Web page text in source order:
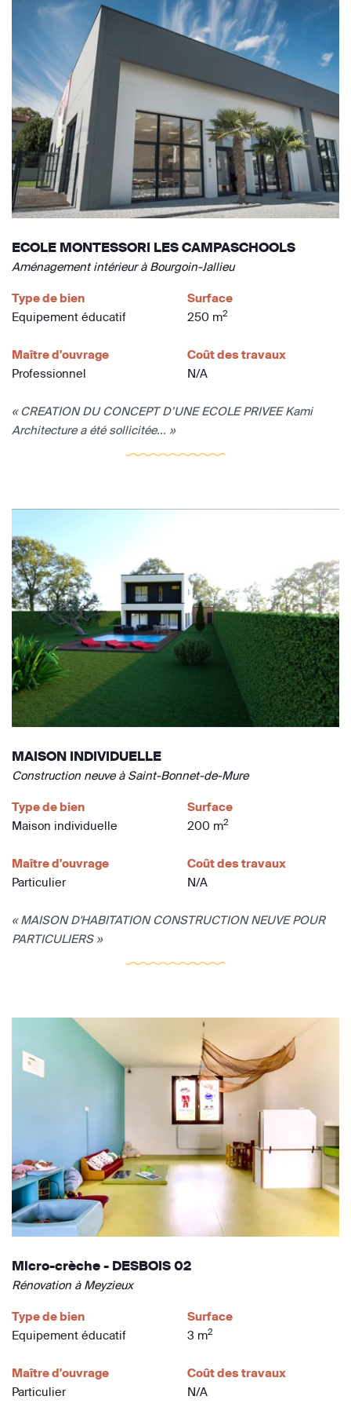
ECOLE MONTESSORI LES CAMPASCHOOLS
Aménagement intérieur à Bourgoin-Jallieu
Type de bien
Equipement éducatif
Surface
250 m2
Maître d'ouvrage
Professionnel
Coût des travaux
N/A
« CREATION DU CONCEPT D’UNE ECOLE PRIVEE Kami
Architecture a été sollicitée... »
MAISON INDIVIDUELLE
Construction neuve à Saint-Bonnet-de-Mure
Type de bien
Maison individuelle
Surface
200 m2
Maître d'ouvrage
Particulier
Coût des travaux
N/A
« MAISON D'HABITATION CONSTRUCTION NEUVE POUR
PARTICULIERS »
Micro-crèche - DESBOIS 02
Rénovation à Meyzieux
Type de bien
Equipement éducatif
Surface
3 m2
Maître d'ouvrage
Particulier
Coût des travaux
N/A